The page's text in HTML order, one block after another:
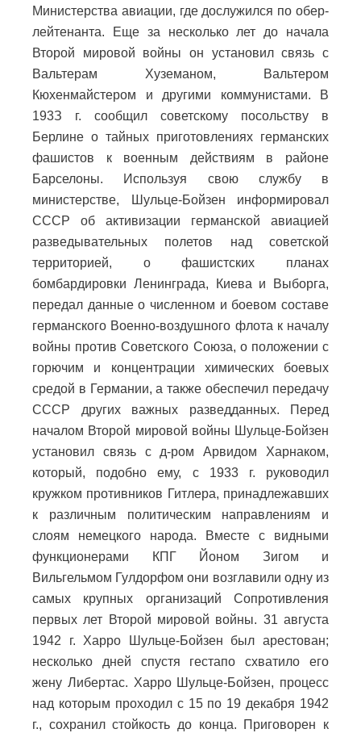
Министерства авиации, где дослужился по обер-
лейтенанта. Еще за несколько лет до начала
Второй мировой войны он установил связь с
Вальтерам Хуземаном, Вальтером
Кюхенмайстером и другими коммунистами. В
193З г. сообщил советскому посольству в
Берлине о тайных приготовлениях германских
фашистов к военным действиям в районе
Барселоны. Используя свою службу в
министерстве, Шульце-Бойзен информировал
СССР об активизации германской авиацией
разведывательных полетов над советской
территорией, о фашистских планах
бомбардировки Ленинграда, Киева и Выборга,
передал данные о численном и боевом составе
германского Военно-воздушного флота к началу
войны против Советского Союза, о положении с
горючим и концентрации химических боевых
средой в Германии, а также обеспечил передачу
СССР других важных разведданных. Перед
началом Второй мировой войны Шульце-Бойзен
установил связь с д-ром Арвидом Харнаком,
который, подобно ему, с 1933 г. руководил
кружком противников Гитлера, принадлежавших
к различным политическим направлениям и
слоям немецкого народа. Вместе с видными
функционерами КПГ Йоном Зигом и
Вильгельмом Гулдорфом они возглавили одну из
самых крупных организаций Сопротивления
первых лет Второй мировой войны. 31 августа
1942 г. Харро Шульце-Бойзен был арестован;
несколько дней спустя гестапо схватило его
жену Либертас. Харро Шульце-Бойзен, процесс
над которым проходил с 15 по 19 декабря 1942
г., сохранил стойкость до конца. Приговорен к